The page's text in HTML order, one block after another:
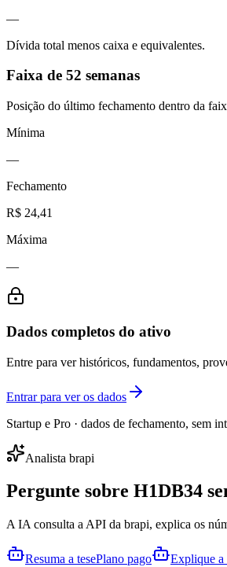
—
Dívida total menos caixa e equivalentes.
Faixa de 52 semanas
Posição do último fechamento dentro da
Mínima
—
Fechamento
R$ 24,41
Máxima
—
Dados completos do ativo
Entre para ver históricos, fundamentos,
Entrar para ver os dados
Startup e Pro · dados de fechamento, sem
Analista brapi
Pergunte sobre H1DB34
A IA consulta a API da brapi, explica os
Resuma a tesePlano pago Explique a